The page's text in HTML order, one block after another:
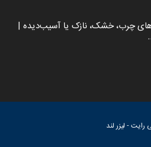
چرب، خشک، نازک یا آسیب‌دیده |
رایت - لیزر لند